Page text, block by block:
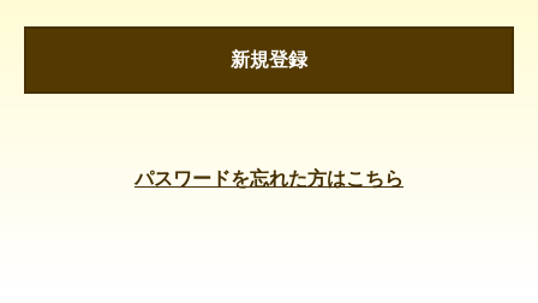
新規登録
パスワードを忘れた方はこちら